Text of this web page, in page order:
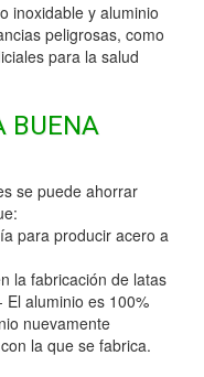
inoxidable y aluminio
peligrosas, como
para la salud
BUENA
se puede ahorrar
para producir acero a
la fabricación de latas
aluminio es 100%
nuevamente
la que se fabrica.